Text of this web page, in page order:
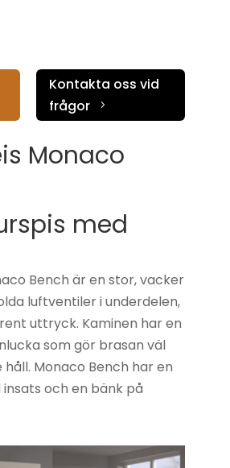
Kontakta oss vid
frågor
5
Monaco
med
Bench är en stor, vacker
luftventiler i underdelen,
uttryck. Kaminen har en
som gör brasan väl
Monaco Bench har en
och en bänk på